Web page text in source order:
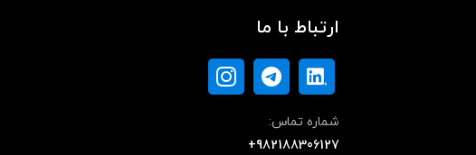
ارتباط با ما
شماره تماس:
+982188306127